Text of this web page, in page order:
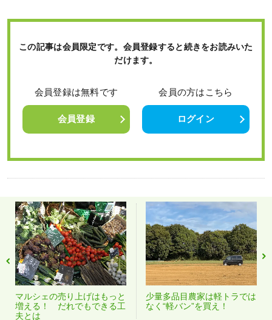
この記事は会員限定です。会員登録すると続きをお読みいた
だけます。
会員登録は無料です
会員登録
会員の方はこちら
ログイン
マルシェの売り上げはもっと
増える！ だれでもできる工
夫とは
少量多品目農家は軽トラでは
なく“軽バン”を買え！